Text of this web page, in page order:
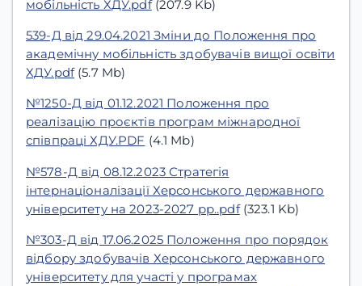
мобільність ХДУ.pdf(207.9 Kb)
539-Д від 29.04.2021 Зміни до Положення про
академічну мобільність здобувачів вищої освіти
ХДУ.pdf(5.7 Mb)
№1250-Д від 01.12.2021 Положення про
реалізацію проєктів програм міжнародної
співпраці ХДУ.PDF (4.1 Mb)
№578-Д від 08.12.2023 Стратегія
інтернаціоналізації Херсонського державного
університету на 2023-2027 рр..pdf(323.1 Kb)
№303-Д від 17.06.2025 Положення про порядок
відбору здобувачів Херсонського державного
університету для участі у програмах